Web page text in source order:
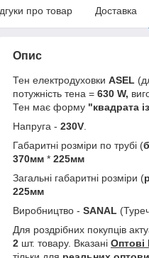
про товар Доставка
Опис
Тен електродуховки ASEL
потужність тена = 630 W,
Тен має форму "квадрата
Напруга - 230V
Габаритні розміри по трубі (
370мм * 225мм
Загальні габаритні розміри (
225мм
Виробництво - SANAL
Для роздрібних покупців
2 шт. товару. Вказані Оптові